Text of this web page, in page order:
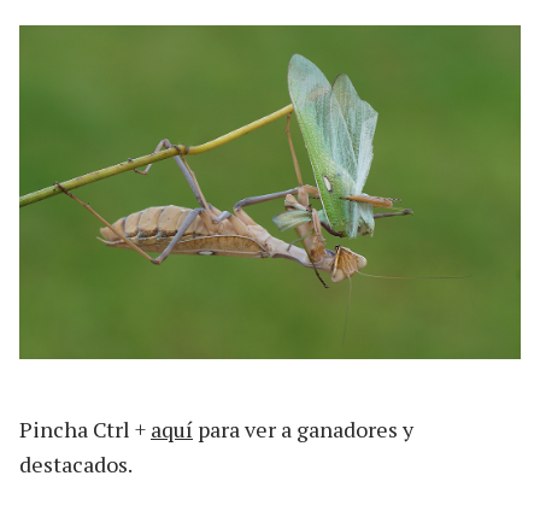
Pincha Ctrl + aquí para ver a ganadores y
destacados.